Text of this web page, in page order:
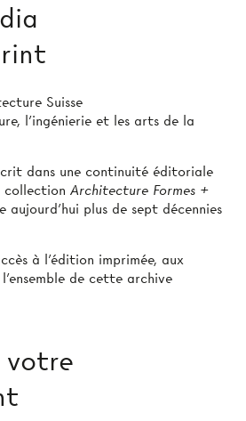
Suisse
l’ingénierie et les arts de la
dans une continuité éditoriale
collection Architecture Formes +
aujourd’hui plus de sept décennies
à l'édition imprimée, aux
de cette archive
votre